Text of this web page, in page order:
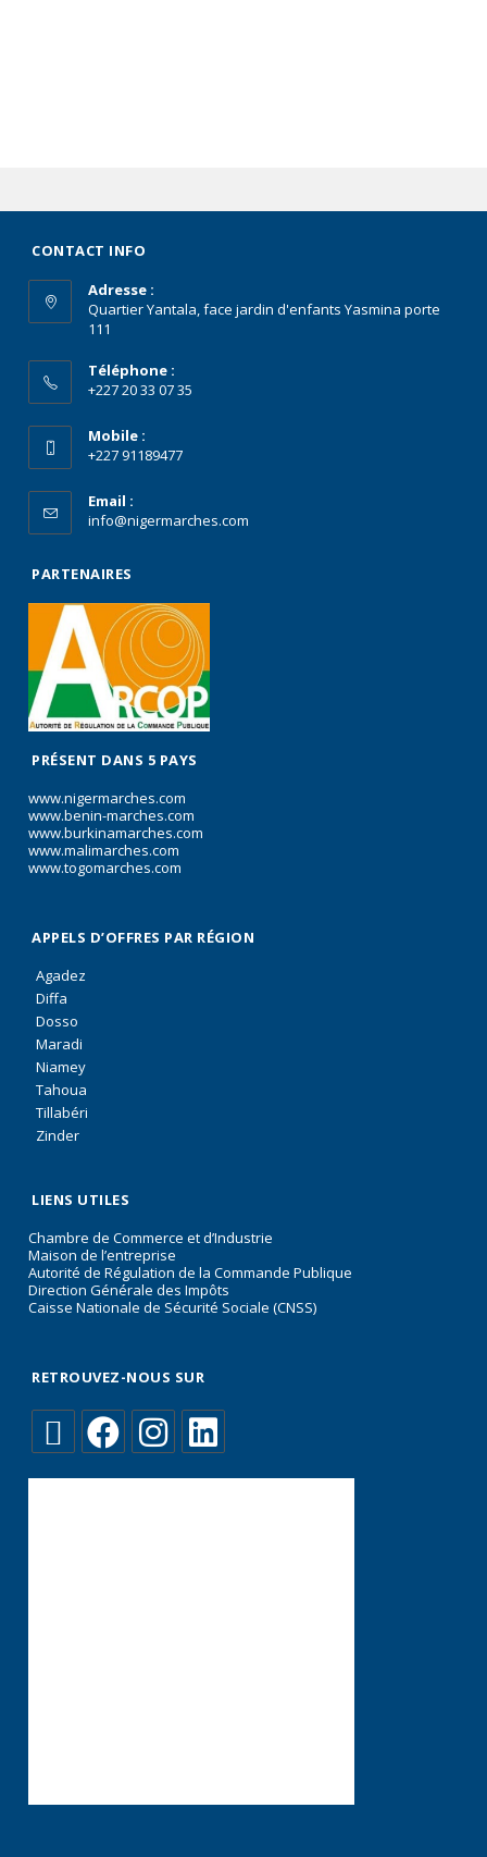
CONTACT INFO
Adresse :
Quartier Yantala, face jardin d'enfants Yasmina porte
111
Téléphone :
+227 20 33 07 35
Mobile :
+227 91189477
Email :
info@nigermarches.com
PARTENAIRES
PRÉSENT DANS 5 PAYS
www.nigermarches.com
www.benin-marches.com
www.burkinamarches.com
www.malimarches.com
www.togomarches.com
APPELS D’OFFRES PAR RÉGION
Agadez
Diffa
Dosso
Maradi
Niamey
Tahoua
Tillabéri
Zinder
LIENS UTILES
Chambre de Commerce et d’Industrie
Maison de l’entreprise
Autorité de Régulation de la Commande Publique
Direction Générale des Impôts
Caisse Nationale de Sécurité Sociale (CNSS)
RETROUVEZ-NOUS SUR